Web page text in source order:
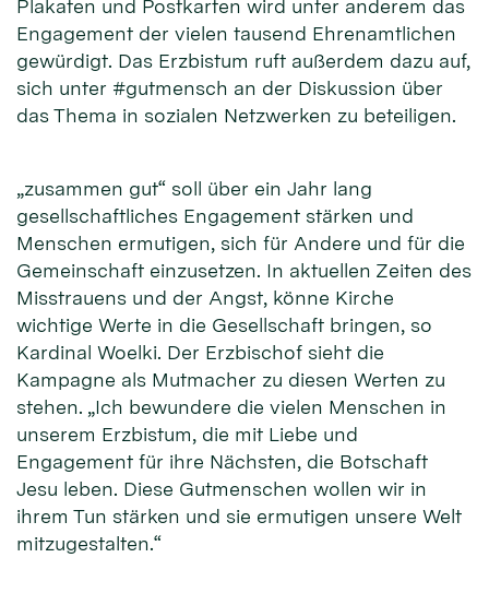
Plakaten und Postkarten wird unter anderem das
Engagement der vielen tausend Ehrenamtlichen
gewürdigt. Das Erzbistum ruft außerdem dazu auf,
sich unter #gutmensch an der Diskussion über
das Thema in sozialen Netzwerken zu beteiligen.
„zusammen gut“ soll über ein Jahr lang
gesellschaftliches Engagement stärken und
Menschen ermutigen, sich für Andere und für die
Gemeinschaft einzusetzen. In aktuellen Zeiten des
Misstrauens und der Angst, könne Kirche
wichtige Werte in die Gesellschaft bringen, so
Kardinal Woelki. Der Erzbischof sieht die
Kampagne als Mutmacher zu diesen Werten zu
stehen. „Ich bewundere die vielen Menschen in
unserem Erzbistum, die mit Liebe und
Engagement für ihre Nächsten, die Botschaft
Jesu leben. Diese Gutmenschen wollen wir in
ihrem Tun stärken und sie ermutigen unsere Welt
mitzugestalten.“